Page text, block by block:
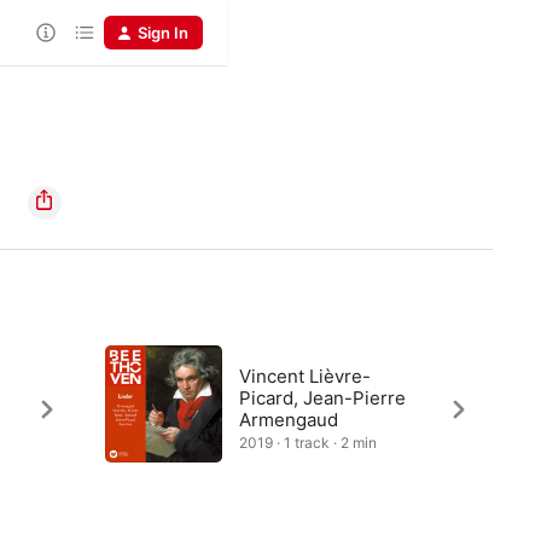
Sign In
Vincent Lièvre-
Picard, Jean-Pierre
Armengaud
2019 · 1 track · 2 min